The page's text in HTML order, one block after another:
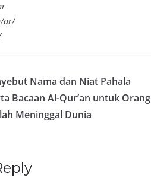
ar/
Nama dan Niat Pahala
Bacaan Al-Qur’an untuk Orang
Meninggal Dunia